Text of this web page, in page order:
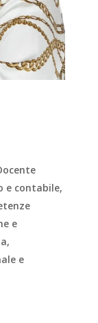
e contabile,
e
e